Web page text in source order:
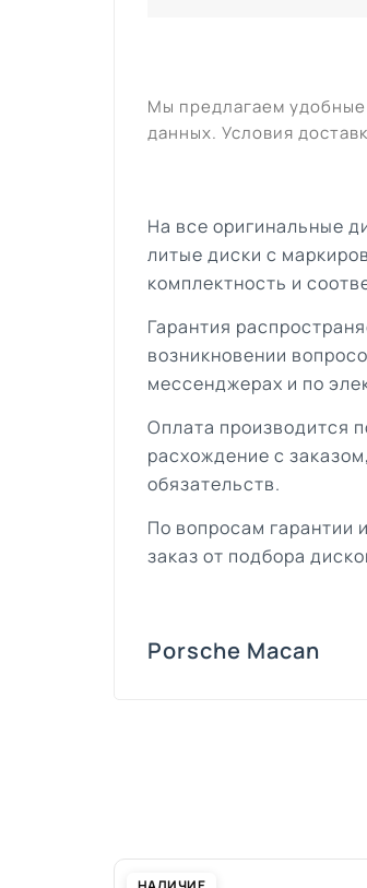
Мы предлагаем
данных. Условия
На все оригинальные
литые диски с
комплектность и
Гарантия
возникновении
мессенджерах и по
Оплата производится
расхождение с
обязательств.
По вопросам
заказ от подбора
Porsche Macan